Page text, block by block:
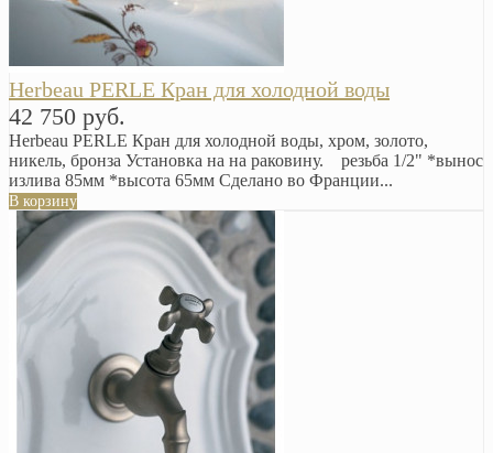
Herbeau PERLE Кран для холодной воды
42 750 руб.
Herbeau PERLE Кран для холодной воды, хром, золото,
никель, бронза Установка на на раковину. резьба 1/2" *вынос
излива 85мм *высота 65мм Сделано во Франции...
В корзину